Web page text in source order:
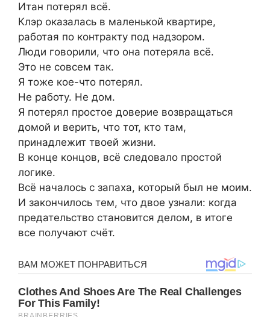
Итан потерял всё.
Клэр оказалась в маленькой квартире,
работая по контракту под надзором.
Люди говорили, что она потеряла всё.
Это не совсем так.
Я тоже кое-что потерял.
Не работу. Не дом.
Я потерял простое доверие возвращаться
домой и верить, что тот, кто там,
принадлежит твоей жизни.
В конце концов, всё следовало простой
логике.
Всё началось с запаха, который был не моим.
И закончилось тем, что двое узнали: когда
предательство становится делом, в итоге
все получают счёт.